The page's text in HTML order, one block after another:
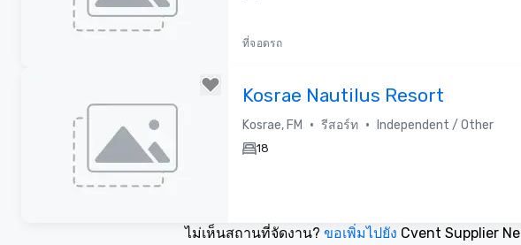
ที่จอดรถ
Kosrae Nautilus Resort
Kosrae, FM • รีสอร์ท • Independent / Other
18
ไม่เห็นสถานที่จัดงาน? ขอเพิ่มไปยัง Cvent Supplier